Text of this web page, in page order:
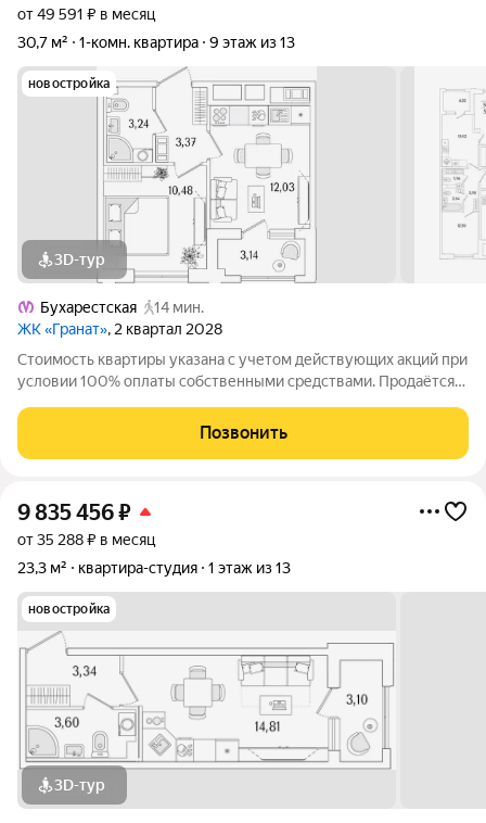
от 49 591 ₽ в месяц
30,7 м²
1-комн. квартира 9 этаж из 13
новостройка
3D-тур
Бухарестская
14 мин.
ЖК «Гранат», 2 квартал 2028
Стоимость квартиры указана с учетом действующих акций при
условии 100% оплаты собственными средствами. Продаётся
(Росстройинвест). Квартира находится в 13 этажном доме, в
Гранат - Корпус К1 на
Позвонить
9 835 456₽
от 35 288 ₽ в месяц
23,3 м²
квартира-студия 1 этаж из 13
новостройка
3D-тур